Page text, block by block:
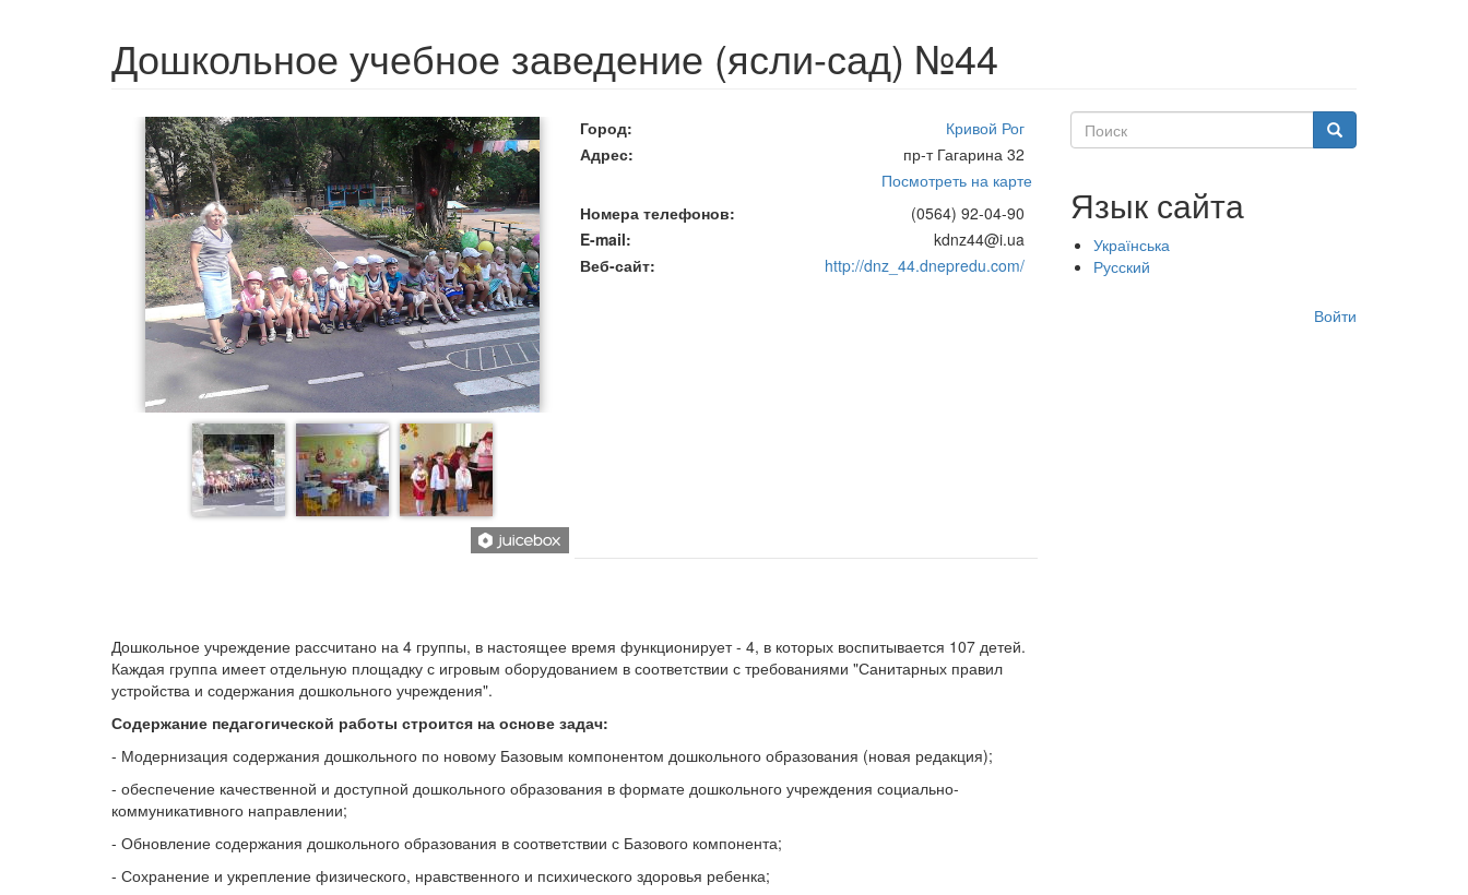
Дошкольное учебное заведение (ясли-сад) №44
Город
Кривой Рог
Адрес
пр-т Гагарина 32
Посмотреть на карте
Номера телефонов
(0564) 92-04-90
E-mail
kdnz44@i.ua
Веб-сайт
http://dnz_44.dnepredu.com/
Дошкольное учреждение рассчитано на 4 группы, в настоящее время функционирует - 4, в которых воспитывается 107 детей.
Каждая группа имеет отдельную площадку с игровым оборудованием в соответствии с требованиями "Санитарных правил
устройства и содержания дошкольного учреждения".
Содержание педагогической работы строится на основе задач:
- Модернизация содержания дошкольного по новому Базовым компонентом дошкольного образования (новая редакция);
- обеспечение качественной и доступной дошкольного образования в формате дошкольного учреждения социально-
коммуникативного направлении;
- Обновление содержания дошкольного образования в соответствии с Базового компонента;
- Сохранение и укрепление физического, нравственного и психического здоровья ребенка;
Поиск Поиск
Язык сайта
Українська
Русский
Войти